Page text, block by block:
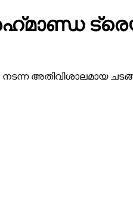
നടന്ന അതിവിശാലമായ